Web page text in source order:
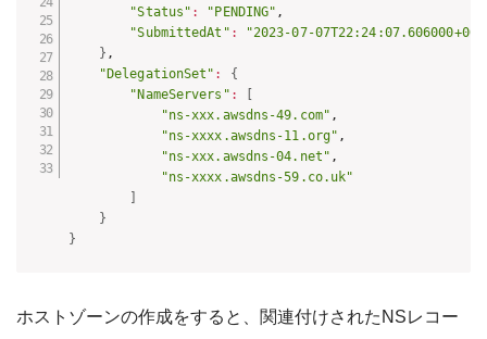
"Status" : "PENDING" ,
"SubmittedAt" :
"2023-07-
} ,
"DelegationSet" :
{
"NameServers" :
[
"ns-xxx.awsdns-49.com" ,
"ns-xxxx.awsdns-11.org" ,
"ns-xxx.awsdns-04.net" ,
"ns-xxxx.awsdns-59.co.uk"
]
}
}
ホストゾーンの作成をすると、関連付けされたNSレコー